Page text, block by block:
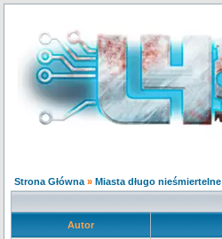
Strona Główna » Miasta długo nieśmiertelne
Autor